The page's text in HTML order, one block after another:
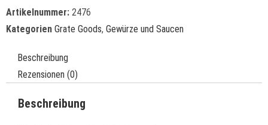
Artikelnummer: 2476
Kategorien Grate Goods, Gewürze und Saucen
Beschreibung
Rezensionen (0)
Beschreibung